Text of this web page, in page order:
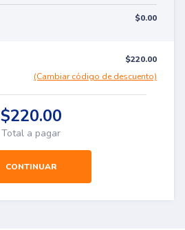
$0.00
$220.00
(Cambiar código de descuento)
$220.00
Total a pagar